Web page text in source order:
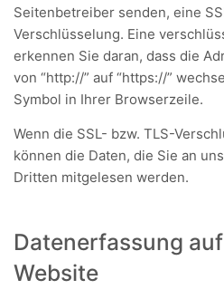
Seitenbetreiber senden, eine
Verschlüsselung. Eine
erkennen Sie daran, dass die
von “http://” auf “https://”
Symbol in Ihrer Browserzeile.
Wenn die SSL- bzw. TLS-
können die Daten, die Sie an
Dritten mitgelesen werden.
Datenerfassung
Website